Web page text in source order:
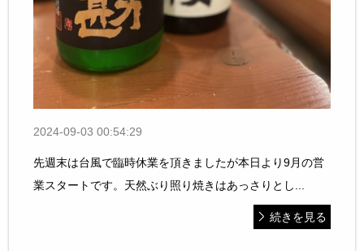
2024-09-03 00:54:29
先週末は台風で臨時休業を頂きましたが本日より9月の営
業スタートです。天然ぶり照り焼きはあっさりとし...
続きを見る